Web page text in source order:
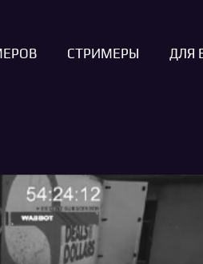
СТРИМЕРЫ ДЛЯ